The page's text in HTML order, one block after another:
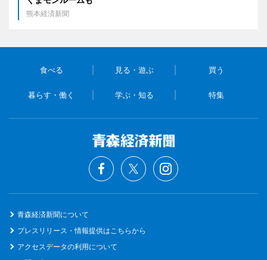
熊本経済新聞
食べる 見る・遊ぶ 買う
暮らす・働く 学ぶ・知る 特集
青森経済新聞について
プレスリリース・情報提供はこちらから
アクセスデータの利用について